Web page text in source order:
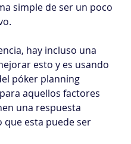
simple de ser un poco
hay incluso una
esto y es usando
póker planning
aquellos factores
una respuesta
que esta puede ser